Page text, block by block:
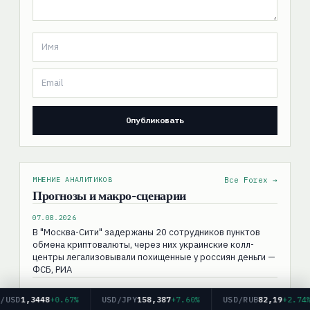
МНЕНИЕ АНАЛИТИКОВ
Прогнозы и макро-сценарии
Все Forex →
07.08.2026
В "Москва-Сити" задержаны 20 сотрудников пунктов
обмена криптовалюты, через них украинские колл-
центры легализовывали похищенные у россиян деньги —
ФСБ, РИА
07.08.2026
Турция, Саудовская Аравия и Пакистан намерены
1,3448+0.67% USD/JPY158,387+7.60% USD/RUB82,19+2.74%